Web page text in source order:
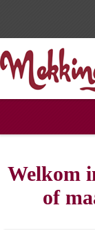
Welkom
of